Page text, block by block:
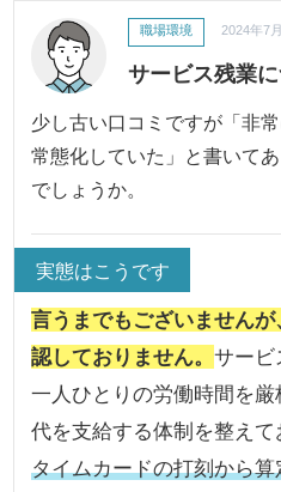
サービス残業
職場環境 2024年7
少し古い口コミですが「非
常態化していた」と書いて
でしょうか。
実態はこうです
言うまでもございません
認しておりません。サービ
一人ひとりの労働時間を
代を支給する体制を整え
タイムカードの打刻から